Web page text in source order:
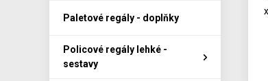
Paletové regály - doplňky
Policové regály lehké -
sestavy